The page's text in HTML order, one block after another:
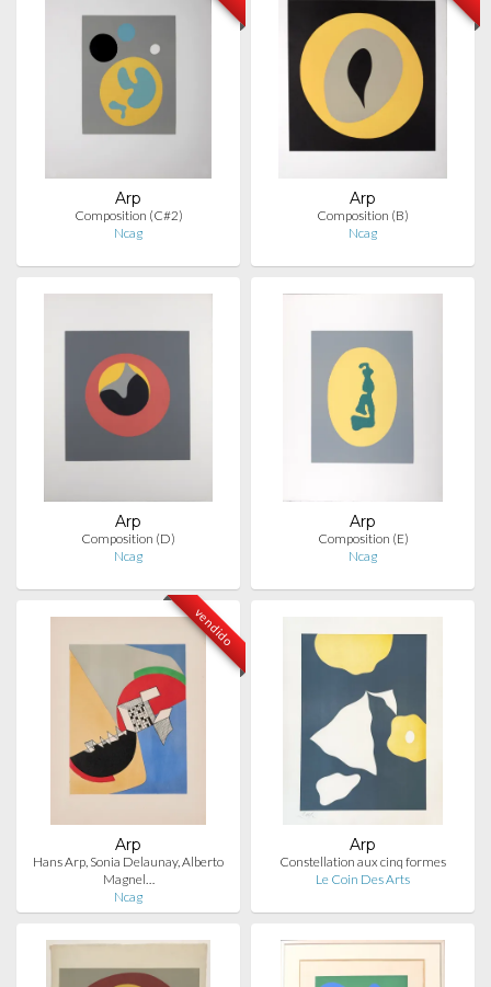
Arp
Composition (C#2)
Ncag
Arp
Composition (B)
Ncag
Arp
Composition (D)
Ncag
Arp
Composition (E)
Ncag
vendido
Arp
Hans Arp, Sonia Delaunay, Alberto
Magnel…
Ncag
Arp
Constellation aux cinq formes
Le Coin Des Arts